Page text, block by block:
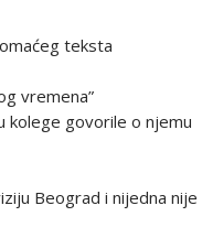
teksta
vremena”
kolege govorile o njemu
Beograd i nijedna nije